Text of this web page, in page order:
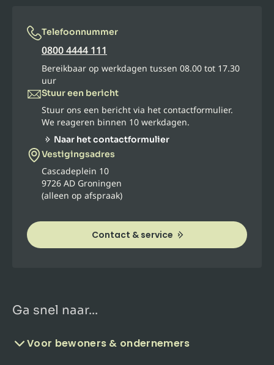
Telefoonnummer
0800 4444 111
Bereikbaar op werkdagen tussen 08.00 tot 17.30
uur
Stuur een bericht
Stuur ons een bericht via het contactformulier.
We reageren binnen 10 werkdagen.
Naar het contactformulier
Vestigingsadres
Cascadeplein 10
9726 AD Groningen
(alleen op afspraak)
Contact & service
Ga snel naar...
Voor bewoners & ondernemers